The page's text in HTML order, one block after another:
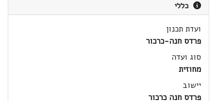
כללי
ועדת תכנון
פרדס חנה-כרכור
סוג ועדה
מחוזית
יישוב
פרדס חנה כרכור